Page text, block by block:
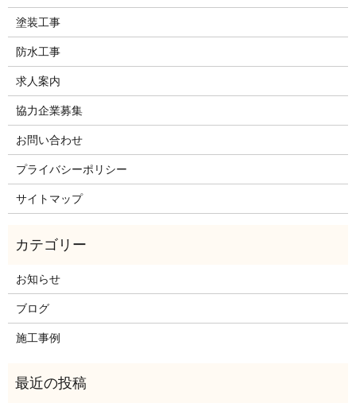
塗装工事
防水工事
求人案内
協力企業募集
お問い合わせ
プライバシーポリシー
サイトマップ
お知らせ
ブログ
施工事例